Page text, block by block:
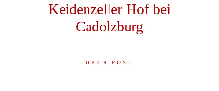
Keidenzeller Hof bei
Cadolzburg
OPEN POST